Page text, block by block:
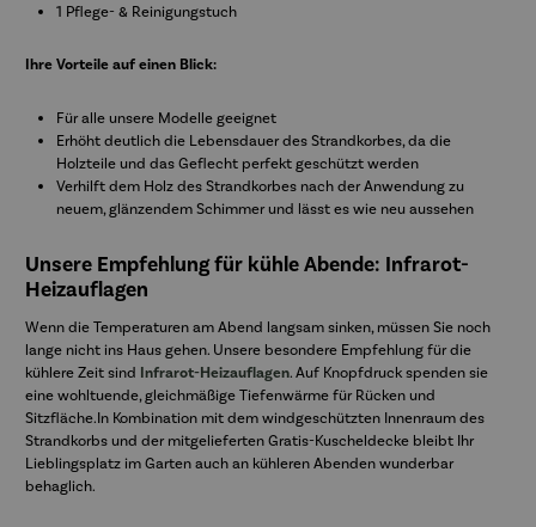
1 Pflege- & Reinigungstuch
Ihre Vorteile auf einen Blick:
Für alle unsere Modelle geeignet
Erhöht deutlich die Lebensdauer des Strandkorbes, da die
Holzteile und das Geflecht perfekt geschützt werden
Verhilft dem Holz des Strandkorbes nach der Anwendung zu
neuem, glänzendem Schimmer und lässt es wie neu aussehen
Unsere Empfehlung für kühle Abende: Infrarot-
Heizauflagen
Wenn die Temperaturen am Abend langsam sinken, müssen Sie noch
lange nicht ins Haus gehen. Unsere besondere Empfehlung für die
kühlere Zeit sind Infrarot-Heizauflagen. Auf Knopfdruck spenden sie
eine wohltuende, gleichmäßige Tiefenwärme für Rücken und
Sitzfläche.In Kombination mit dem windgeschützten Innenraum des
Strandkorbs und der mitgelieferten Gratis-Kuscheldecke bleibt Ihr
Lieblingsplatz im Garten auch an kühleren Abenden wunderbar
behaglich.